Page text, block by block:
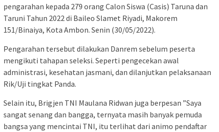
pengarahan kepada 279 orang Calon Siswa (Casis) Taruna dan
Taruni Tahun 2022 di Baileo Slamet Riyadi, Makorem
151/Binaiya, Kota Ambon. Senin (30/05/2022).
Pengarahan tersebut dilakukan Danrem sebelum peserta
mengikuti tahapan seleksi. Seperti pengecekan awal
administrasi, kesehatan jasmani, dan dilanjutkan pelaksanaan
Rik/Uji tingkat Panda.
Selain itu, Brigjen TNI Maulana Ridwan juga berpesan ”Saya
sangat senang dan bangga, ternyata masih banyak pemuda
bangsa yang mencintai TNI, itu terlihat dari animo pendaftar